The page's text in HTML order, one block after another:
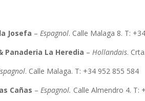
Josefa – Espagnol. Calle Malaga 8. T:
Panaderia La Heredia – Hollandais.
. Calle Malaga. T: +34 952 855 584
Cañas – Espagnol. Calle Almendro 4. T: